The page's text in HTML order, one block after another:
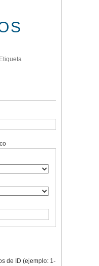
de ID (ejemplo: 1-